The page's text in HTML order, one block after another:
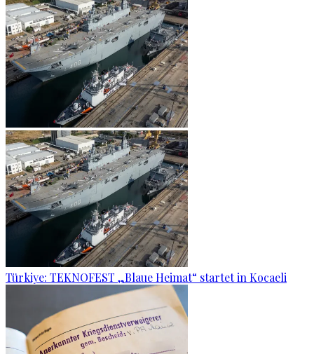
Türkiye: TEKNOFEST „Blaue Heimat“ startet in Kocaeli